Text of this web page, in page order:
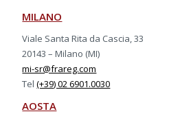
MILANO
Viale Santa Rita da Cascia, 33
20143 – Milano (MI)
mi-sr@frareg.com
Tel(+39) 02 6901.0030
AOSTA